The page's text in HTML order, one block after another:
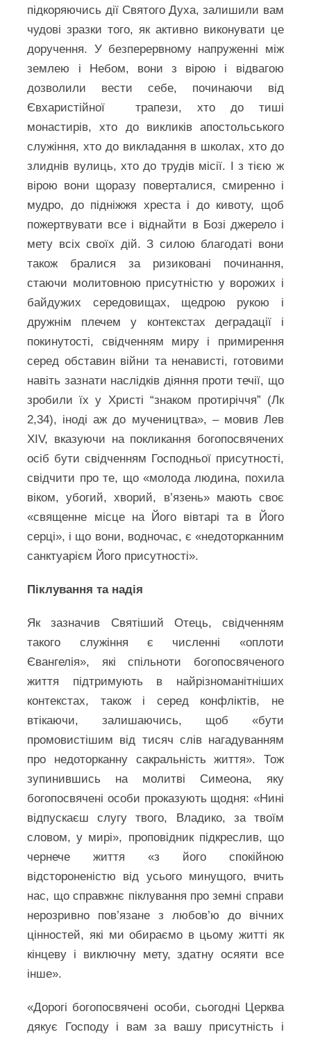
підкоряючись дії Святого Духа, залишили вам
чудові зразки того, як активно виконувати це
доручення. У безперервному напруженні між
землею і Небом, вони з вірою і відвагою
дозволили вести себе, починаючи від
Євхаристійної трапези, хто до тиші
монастирів, хто до викликів апостольського
служіння, хто до викладання в школах, хто до
злиднів вулиць, хто до трудів місії. І з тією ж
вірою вони щоразу поверталися, смиренно і
мудро, до підніжжя хреста і до кивоту, щоб
пожертвувати все і віднайти в Бозі джерело і
мету всіх своїх дій. З силою благодаті вони
також бралися за ризиковані починання,
стаючи молитовною присутністю у ворожих і
байдужих середовищах, щедрою рукою і
дружнім плечем у контекстах деградації і
покинутості, свідченням миру і примирення
серед обставин війни та ненависті, готовими
навіть зазнати наслідків діяння проти течії, що
зробили їх у Христі “знаком протиріччя” (Лк
2,34), іноді аж до мучеництва», – мовив Лев
XIV, вказуючи на покликання богопосвячених
осіб бути свідченням Господньої присутності,
свідчити про те, що «молода людина, похила
віком, убогий, хворий, в’язень» мають своє
«священне місце на Його вівтарі та в Його
серці», і що вони, водночас, є «недоторканним
санктуарієм Його присутності».
Піклування та надія
Як зазначив Святіший Отець, свідченням
такого служіння є численні «оплоти
Євангелія», які спільноти богопосвяченого
життя підтримують в найрізноманітніших
контекстах, також і серед конфліктів, не
втікаючи, залишаючись, щоб «бути
промовистішим від тисяч слів нагадуванням
про недоторканну сакральність життя». Тож
зупинившись на молитві Симеона, яку
богопосвячені особи проказують щодня: «Нині
відпускаєш слугу твого, Владико, за твоїм
словом, у мирі», проповідник підкреслив, що
чернече життя «з його спокійною
відстороненістю від усього минущого, вчить
нас, що справжнє піклування про земні справи
нерозривно пов’язане з любов’ю до вічних
цінностей, які ми обираємо в цьому житті як
кінцеву і виключну мету, здатну осяяти все
інше».
«Дорогі богопосвячені особи, сьогодні Церква
дякує Господу і вам за вашу присутність і